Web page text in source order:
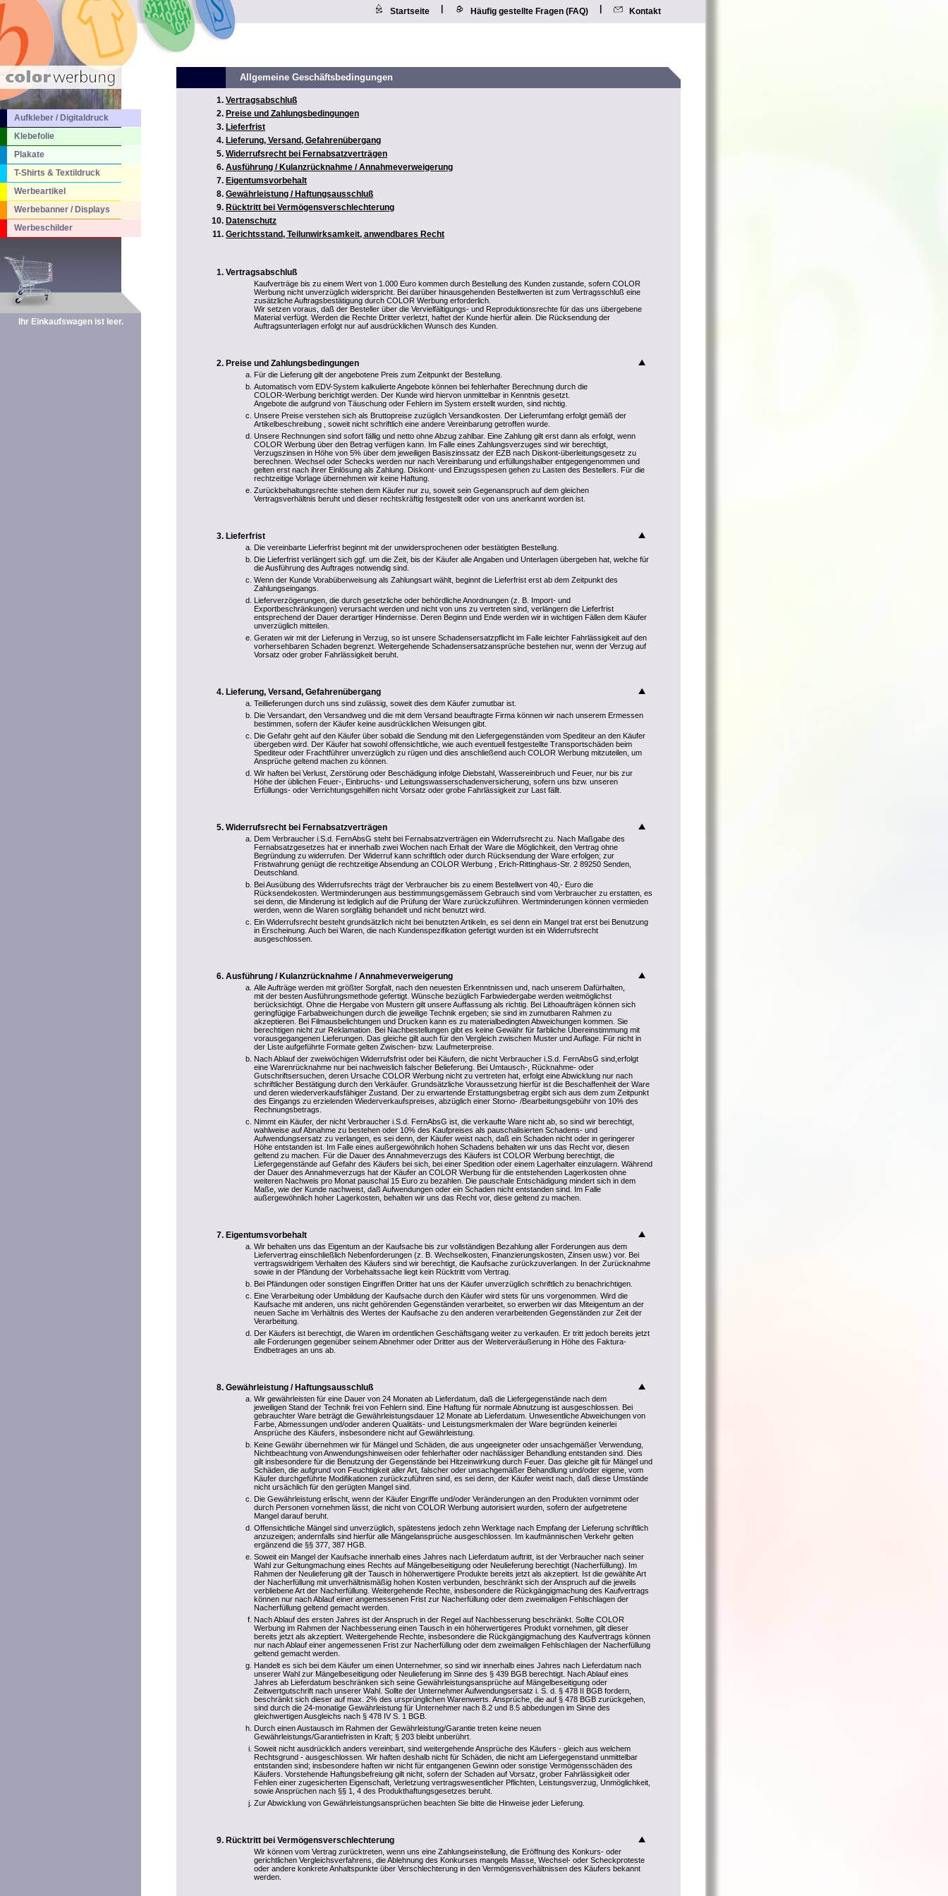
Startseite Häufig gestellte Fragen (FAQ) Kontakt
Aufkleber / Digitaldruck
Klebefolie
Plakate
T-Shirts & Textildruck
Werbeartikel
Werbebanner / Displays
Werbeschilder
Ihr Einkaufswagen ist leer.
Allgemeine Geschäftsbedingungen
Vertragsabschluß
Preise und Zahlungsbedingungen
Lieferfrist
Lieferung, Versand, Gefahrenübergang
Widerrufsrecht bei Fernabsatzverträgen
Ausführung / Kulanzrücknahme / Annahmeverweigerung
Eigentumsvorbehalt
Gewährleistung / Haftungsausschluß
Rücktritt bei Vermögensverschlechterung
Datenschutz
Gerichtsstand, Teilunwirksamkeit, anwendbares Recht
Vertragsabschluß
Kaufverträge bis zu einem Wert von 1.000 Euro kommen durch Bestellung des Kunden zustande, sofern COLOR
Werbung nicht unverzüglich widerspricht. Bei darüber hinausgehenden Bestellwerten ist zum Vertragsschluß eine
zusätzliche Auftragsbestätigung durch COLOR Werbung erforderlich.
Wir setzen voraus, daß der Besteller über die Vervielfältigungs- und Reproduktionsrechte für das uns übergebene
Material verfügt. Werden die Rechte Dritter verletzt, haftet der Kunde hierfür allein. Die Rücksendung der
Auftragsunterlagen erfolgt nur auf ausdrücklichen Wunsch des Kunden.
Preise und Zahlungsbedingungen
Für die Lieferung gilt der angebotene Preis zum Zeitpunkt der Bestellung.
Automatisch vom EDV-System kalkulierte Angebote können bei fehlerhafter Berechnung durch die
COLOR-Werbung berichtigt werden. Der Kunde wird hiervon unmittelbar in Kenntnis gesetzt.
Angebote die aufgrund von Täuschung oder Fehlern im System erstellt wurden, sind nichtig.
Unsere Preise verstehen sich als Bruttopreise zuzüglich Versandkosten. Der Lieferumfang erfolgt gemäß der
Artikelbeschreibung , soweit nicht schriftlich eine andere Vereinbarung getroffen wurde.
Unsere Rechnungen sind sofort fällig und netto ohne Abzug zahlbar. Eine Zahlung gilt erst dann als erfolgt, wenn
COLOR Werbung über den Betrag verfügen kann. Im Falle eines Zahlungsverzuges sind wir berechtigt,
Verzugszinsen in Höhe von 5% über dem jeweiligen Basiszinssatz der EZB nach Diskont-überleitungsgesetz zu
berechnen. Wechsel oder Schecks werden nur nach Vereinbarung und erfüllungshalber entgegengenommen und
gelten erst nach ihrer Einlösung als Zahlung. Diskont- und Einzugsspesen gehen zu Lasten des Bestellers. Für die
rechtzeitige Vorlage übernehmen wir keine Haftung.
Zurückbehaltungsrechte stehen dem Käufer nur zu, soweit sein Gegenanspruch auf dem gleichen
Vertragsverhältnis beruht und dieser rechtskräftig festgestellt oder von uns anerkannt worden ist.
Lieferfrist
Die vereinbarte Lieferfrist beginnt mit der unwidersprochenen oder bestätigten Bestellung.
Die Lieferfrist verlängert sich ggf. um die Zeit, bis der Käufer alle Angaben und Unterlagen übergeben hat, welche für
die Ausführung des Auftrages notwendig sind.
Wenn der Kunde Vorabüberweisung als Zahlungsart wählt, beginnt die Lieferfrist erst ab dem Zeitpunkt des
Zahlungseingangs.
Lieferverzögerungen, die durch gesetzliche oder behördliche Anordnungen (z. B. Import- und
Exportbeschränkungen) verursacht werden und nicht von uns zu vertreten sind, verlängern die Lieferfrist
entsprechend der Dauer derartiger Hindernisse. Deren Beginn und Ende werden wir in wichtigen Fällen dem Käufer
unverzüglich mitteilen.
Geraten wir mit der Lieferung in Verzug, so ist unsere Schadensersatzpflicht im Falle leichter Fahrlässigkeit auf den
vorhersehbaren Schaden begrenzt. Weitergehende Schadensersatzansprüche bestehen nur, wenn der Verzug auf
Vorsatz oder grober Fahrlässigkeit beruht.
Lieferung, Versand, Gefahrenübergang
Teillieferungen durch uns sind zulässig, soweit dies dem Käufer zumutbar ist.
Die Versandart, den Versandweg und die mit dem Versand beauftragte Firma können wir nach unserem Ermessen
bestimmen, sofern der Käufer keine ausdrücklichen Weisungen gibt.
Die Gefahr geht auf den Käufer über sobald die Sendung mit den Liefergegenständen vom Spediteur an den Käufer
übergeben wird. Der Käufer hat sowohl offensichtliche, wie auch eventuell festgestellte Transportschäden beim
Spediteur oder Frachtführer unverzüglich zu rügen und dies anschließend auch COLOR Werbung mitzuteilen, um
Ansprüche geltend machen zu können.
Wir haften bei Verlust, Zerstörung oder Beschädigung infolge Diebstahl, Wassereinbruch und Feuer, nur bis zur
Höhe der üblichen Feuer-, Einbruchs- und Leitungswasserschadenversicherung, sofern uns bzw. unseren
Erfüllungs- oder Verrichtungsgehilfen nicht Vorsatz oder grobe Fahrlässigkeit zur Last fällt.
Widerrufsrecht bei Fernabsatzverträgen
Dem Verbraucher i.S.d. FernAbsG steht bei Fernabsatzverträgen ein Widerrufsrecht zu. Nach Maßgabe des
Fernabsatzgesetzes hat er innerhalb zwei Wochen nach Erhalt der Ware die Möglichkeit, den Vertrag ohne
Begründung zu widerrufen. Der Widerruf kann schriftlich oder durch Rücksendung der Ware erfolgen; zur
Fristwahrung genügt die rechtzeitige Absendung an COLOR Werbung , Erich-Rittinghaus-Str. 2 89250 Senden,
Deutschland.
Bei Ausübung des Widerrufsrechts trägt der Verbraucher bis zu einem Bestellwert von 40,- Euro die
Rücksendekosten. Wertminderungen aus bestimmungsgemässem Gebrauch sind vom Verbraucher zu erstatten, es
sei denn, die Minderung ist lediglich auf die Prüfung der Ware zurückzuführen. Wertminderungen können vermieden
werden, wenn die Waren sorgfältig behandelt und nicht benutzt wird.
Ein Widerrufsrecht besteht grundsätzlich nicht bei benutzten Artikeln, es sei denn ein Mangel trat erst bei Benutzung
in Erscheinung. Auch bei Waren, die nach Kundenspezifikation gefertigt wurden ist ein Widerrufsrecht
ausgeschlossen.
Ausführung / Kulanzrücknahme / Annahmeverweigerung
Alle Aufträge werden mit größter Sorgfalt, nach den neuesten Erkenntnissen und, nach unserem Dafürhalten,
mit der besten Ausführungsmethode gefertigt. Wünsche bezüglich Farbwiedergabe werden weitmöglichst
berücksichtigt. Ohne die Hergabe von Mustern gilt unsere Auffassung als richtig. Bei Lithoaufträgen können sich
geringfügige Farbabweichungen durch die jeweilige Technik ergeben; sie sind im zumutbaren Rahmen zu
akzeptieren. Bei Filmausbelichtungen und Drucken kann es zu materialbedingten Abweichungen kommen. Sie
berechtigen nicht zur Reklamation. Bei Nachbestellungen gibt es keine Gewähr für farbliche Übereinstimmung mit
vorausgegangenen Lieferungen. Das gleiche gilt auch für den Vergleich zwischen Muster und Auflage. Für nicht in
der Liste aufgeführte Formate gelten Zwischen- bzw. Laufmeterpreise.
Nach Ablauf der zweiwöchigen Widerrufsfrist oder bei Käufern, die nicht Verbraucher i.S.d. FernAbsG sind,erfolgt
eine Warenrücknahme nur bei nachweislich falscher Belieferung. Bei Umtausch-, Rücknahme- oder
Gutschriftsersuchen, deren Ursache COLOR Werbung nicht zu vertreten hat, erfolgt eine Abwicklung nur nach
schriftlicher Bestätigung durch den Verkäufer. Grundsätzliche Voraussetzung hierfür ist die Beschaffenheit der Ware
und deren wiederverkaufsfähiger Zustand. Der zu erwartende Erstattungsbetrag ergibt sich aus dem zum Zeitpunkt
des Eingangs zu erzielenden Wiederverkaufspreises, abzüglich einer Storno- /Bearbeitungsgebühr von 10% des
Rechnungsbetrags.
Nimmt ein Käufer, der nicht Verbraucher i.S.d. FernAbsG ist, die verkaufte Ware nicht ab, so sind wir berechtigt,
wahlweise auf Abnahme zu bestehen oder 10% des Kaufpreises als pauschalisierten Schadens- und
Aufwendungsersatz zu verlangen, es sei denn, der Käufer weist nach, daß ein Schaden nicht oder in geringerer
Höhe entstanden ist. Im Falle eines außergewöhnlich hohen Schadens behalten wir uns das Recht vor, diesen
geltend zu machen. Für die Dauer des Annahmeverzugs des Käufers ist COLOR Werbung berechtigt, die
Liefergegenstände auf Gefahr des Käufers bei sich, bei einer Spedition oder einem Lagerhalter einzulagern. Während
der Dauer des Annahmeverzugs hat der Käufer an COLOR Werbung für die entstehenden Lagerkosten ohne
weiteren Nachweis pro Monat pauschal 15 Euro zu bezahlen. Die pauschale Entschädigung mindert sich in dem
Maße, wie der Kunde nachweist, daß Aufwendungen oder ein Schaden nicht entstanden sind. Im Falle
außergewöhnlich hoher Lagerkosten, behalten wir uns das Recht vor, diese geltend zu machen.
Eigentumsvorbehalt
Wir behalten uns das Eigentum an der Kaufsache bis zur vollständigen Bezahlung aller Forderungen aus dem
Liefervertrag einschließlich Nebenforderungen (z. B. Wechselkosten, Finanzierungskosten, Zinsen usw.) vor. Bei
vertragswidrigem Verhalten des Käufers sind wir berechtigt, die Kaufsache zurückzuverlangen. In der Zurücknahme
sowie in der Pfändung der Vorbehaltssache liegt kein Rücktritt vom Vertrag.
Bei Pfändungen oder sonstigen Eingriffen Dritter hat uns der Käufer unverzüglich schriftlich zu benachrichtigen.
Eine Verarbeitung oder Umbildung der Kaufsache durch den Käufer wird stets für uns vorgenommen. Wird die
Kaufsache mit anderen, uns nicht gehörenden Gegenständen verarbeitet, so erwerben wir das Miteigentum an der
neuen Sache im Verhältnis des Wertes der Kaufsache zu den anderen verarbeitenden Gegenständen zur Zeit der
Verarbeitung.
Der Käufers ist berechtigt, die Waren im ordentlichen Geschäftsgang weiter zu verkaufen. Er tritt jedoch bereits jetzt
alle Forderungen gegenüber seinem Abnehmer oder Dritter aus der Weiterveräußerung in Höhe des Faktura-
Endbetrages an uns ab.
Gewährleistung / Haftungsausschluß
Wir gewährleisten für eine Dauer von 24 Monaten ab Lieferdatum, daß die Liefergegenstände nach dem
jeweiligen Stand der Technik frei von Fehlern sind. Eine Haftung für normale Abnutzung ist ausgeschlossen. Bei
gebrauchter Ware beträgt die Gewährleistungsdauer 12 Monate ab Lieferdatum. Unwesentliche Abweichungen von
Farbe, Abmessungen und/oder anderen Qualitäts- und Leistungsmerkmalen der Ware begründen keinerlei
Ansprüche des Käufers, insbesondere nicht auf Gewährleistung.
Keine Gewähr übernehmen wir für Mängel und Schäden, die aus ungeeigneter oder unsachgemäßer Verwendung,
Nichtbeachtung von Anwendungshinweisen oder fehlerhafter oder nachlässiger Behandlung entstanden sind. Dies
gilt insbesondere für die Benutzung der Gegenstände bei Hitzeinwirkung durch Feuer. Das gleiche gilt für Mängel und
Schäden, die aufgrund von Feuchtigkeit aller Art, falscher oder unsachgemäßer Behandlung und/oder eigene, vom
Käufer durchgeführte Modifikationen zurückzuführen sind, es sei denn, der Käufer weist nach, daß diese Umstände
nicht ursächlich für den gerügten Mangel sind.
Die Gewährleistung erlischt, wenn der Käufer Eingriffe und/oder Veränderungen an den Produkten vornimmt oder
durch Personen vornehmen lässt, die nicht von COLOR Werbung autorisiert wurden, sofern der aufgetretene
Mangel darauf beruht.
Offensichtliche Mängel sind unverzüglich, spätestens jedoch zehn Werktage nach Empfang der Lieferung schriftlich
anzuzeigen; andernfalls sind hierfür alle Mängelansprüche ausgeschlossen. Im kaufmännischen Verkehr gelten
ergänzend die §§ 377, 387 HGB.
Soweit ein Mangel der Kaufsache innerhalb eines Jahres nach Lieferdatum auftritt, ist der Verbraucher nach seiner
Wahl zur Geltungmachung eines Rechts auf Mängelbeseitigung oder Neulieferung berechtigt (Nacherfüllung). Im
Rahmen der Neulieferung gilt der Tausch in höherwertigere Produkte bereits jetzt als akzeptiert. Ist die gewählte Art
der Nacherfüllung mit unverhältnismäßig hohen Kosten verbunden, beschränkt sich der Anspruch auf die jeweils
verbliebene Art der Nacherfüllung. Weitergehende Rechte, insbesondere die Rückgängigmachung des Kaufvertrags
können nur nach Ablauf einer angemessenen Frist zur Nacherfüllung oder dem zweimaligen Fehlschlagen der
Nacherfüllung geltend gemacht werden.
Nach Ablauf des ersten Jahres ist der Anspruch in der Regel auf Nachbesserung beschränkt. Sollte COLOR
Werbung im Rahmen der Nachbesserung einen Tausch in ein höherwertigeres Produkt vornehmen, gilt dieser
bereits jetzt als akzeptiert. Weitergehende Rechte, insbesondere die Rückgängigmachung des Kaufvertrags können
nur nach Ablauf einer angemessenen Frist zur Nacherfüllung oder dem zweimaligen Fehlschlagen der Nacherfüllung
geltend gemacht werden.
Handelt es sich bei dem Käufer um einen Unternehmer, so sind wir innerhalb eines Jahres nach Lieferdatum nach
unserer Wahl zur Mängelbeseitigung oder Neulieferung im Sinne des § 439 BGB berechtigt. Nach Ablauf eines
Jahres ab Lieferdatum beschränken sich seine Gewährleistungsansprüche auf Mängelbeseitigung oder
Zeitwertgutschrift nach unserer Wahl. Sollte der Unternehmer Aufwendungsersatz i. S. d. § 478 II BGB fordern,
beschränkt sich dieser auf max. 2% des ursprünglichen Warenwerts. Ansprüche, die auf § 478 BGB zurückgehen,
sind durch die 24-monatige Gewährleistung für Unternehmer nach 8.2 und 8.5 abbedungen im Sinne des
gleichwertigen Ausgleichs nach § 478 IV S. 1 BGB.
Durch einen Austausch im Rahmen der Gewährleistung/Garantie treten keine neuen
Gewährleistungs/Garantiefristen in Kraft; § 203 bleibt unberührt.
Soweit nicht ausdrücklich anders vereinbart, sind weitergehende Ansprüche des Käufers - gleich aus welchem
Rechtsgrund - ausgeschlossen. Wir haften deshalb nicht für Schäden, die nicht am Liefergegenstand unmittelbar
entstanden sind; insbesondere haften wir nicht für entgangenen Gewinn oder sonstige Vermögensschäden des
Käufers. Vorstehende Haftungsbefreiung gilt nicht, sofern der Schaden auf Vorsatz, grober Fahrlässigkeit oder
Fehlen einer zugesicherten Eigenschaft, Verletzung vertragswesentlicher Pflichten, Leistungsverzug, Unmöglichkeit,
sowie Ansprüchen nach §§ 1, 4 des Produkthaftungsgesetzes beruht.
Zur Abwicklung von Gewährleistungsansprüchen beachten Sie bitte die Hinweise jeder Lieferung.
Rücktritt bei Vermögensverschlechterung
Wir können vom Vertrag zurücktreten, wenn uns eine Zahlungseinstellung, die Eröffnung des Konkurs- oder
gerichtlichen Vergleichsverfahrens, die Ablehnung des Konkurses mangels Masse, Wechsel- oder Scheckproteste
oder andere konkrete Anhaltspunkte über Verschlechterung in den Vermögensverhältnissen des Käufers bekannt
werden.